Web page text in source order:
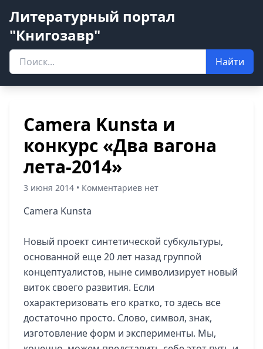
Литературный портал
"Книгозавр"
Найти
Camera Kunsta и
конкурс «Два вагона
лета-2014»
3 июня 2014 • Комментариев нет
Camera Kunsta
Новый проект синтетической субкультуры,
основанной еще 20 лет назад группой
концептуалистов, ныне символизирует новый
виток своего развития. Если
охарактеризовать его кратко, то здесь все
достаточно просто. Слово, символ, знак,
изготовление форм и эксперименты. Мы,